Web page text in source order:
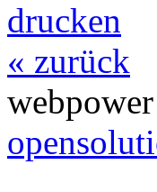
drucken
« zurück